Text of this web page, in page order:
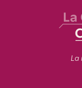
La